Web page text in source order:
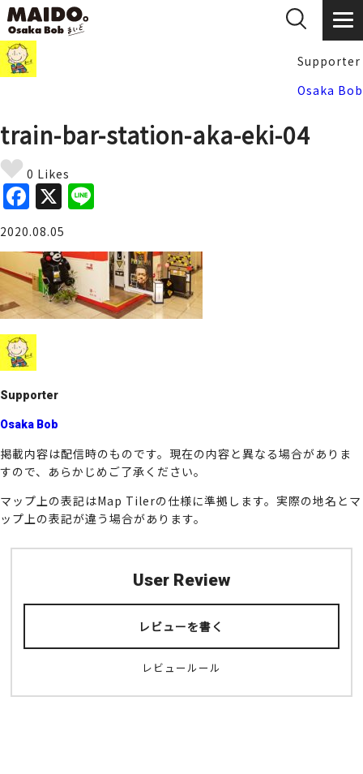
Supporter
Osaka Bob
train-bar-station-aka-eki-04
0 Likes
F
a
c
e
b
o
o
k
X
e
2020.08.05
Supporter
Osaka Bob
掲載内容は配信時のものです。現在の内容と異なる場合がありま
すので、あらかじめご了承ください。
マップ上の表記はMap Tilerの仕様に準拠します。実際の地名とマ
ップ上の表記が違う場合があります。
User Review
レビューを書く
レビュールール